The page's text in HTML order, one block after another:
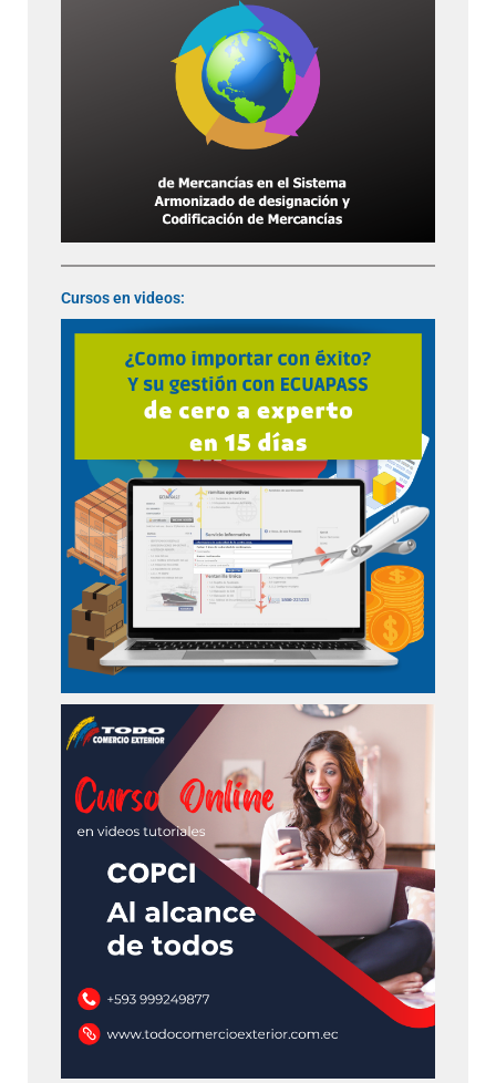
Cursos en videos: